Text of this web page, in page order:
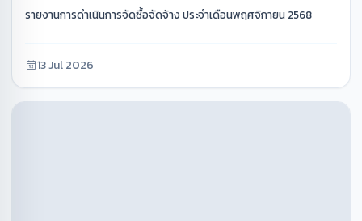
รายงานการดำเนินการจัดซื้อจัดจ้าง ประจำเดือนพฤศจิกายน 2568
13 Jul 2026